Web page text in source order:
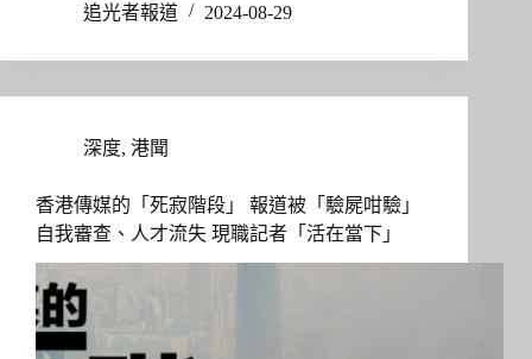
追光者報道
2024-08-29
深度, 港聞
香港傳媒的「死寂階段」 報道被「驗屍咁驗」
自我審查、人才流失 現職記者「活在當下」